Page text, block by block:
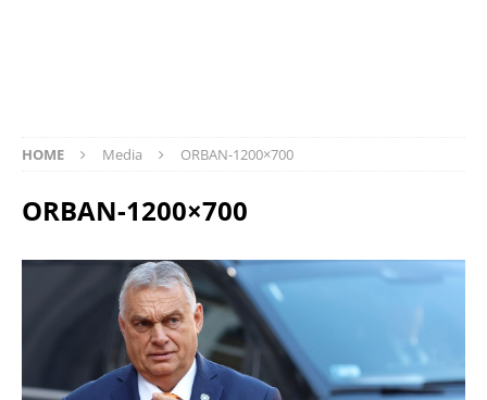
HOME Media ORBAN-1200×700
ORBAN-1200×700